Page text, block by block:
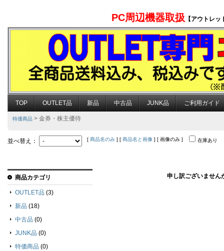
PC周辺機器取扱 【アウトレ
TOP OUTLET品 新品 中古品 JUNK品 ご利用ガイド
特価商品 > 金券・株主優待
並べ替え： [ 商品名のみ ] [ 商品名と画像 ] [ 画像のみ ] 在庫あり
申し訳ございません
商品カテゴリ
OUTLET品 (3)
新品 (18)
中古品 (0)
JUNK品 (0)
特価商品 (0)